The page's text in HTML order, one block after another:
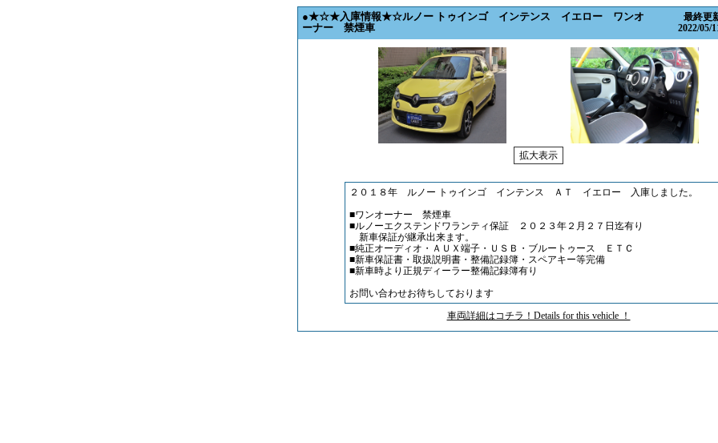
●★☆★入庫情報★☆ルノー トゥインゴ インテンス イエロー ワンオ
ーナー 禁煙車
最終更
2022/05/
２０１８年 ルノー トゥインゴ インテンス ＡＴ イエロー 入庫しました。
■ワンオーナー 禁煙車
■ルノーエクステンドワランティ保証 ２０２３年２月２７日迄有り
新車保証が継承出来ます。
■純正オーディオ・ＡＵＸ端子・ＵＳＢ・ブルートゥース ＥＴＣ
■新車保証書・取扱説明書・整備記録簿・スペアキー等完備
■新車時より正規ディーラー整備記録簿有り
お問い合わせお待ちしております
車両詳細はコチラ！Details for this vehicle ！